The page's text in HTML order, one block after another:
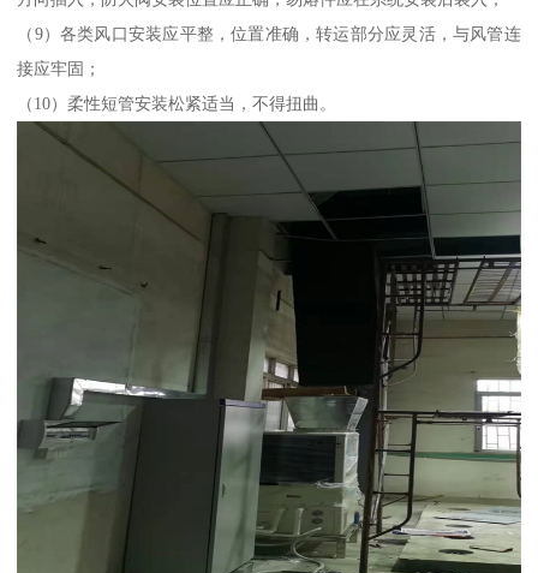
（9）各类风口安装应平整，位置准确，转运部分应灵活，与风管连
接应牢固；
（10）柔性短管安装松紧适当，不得扭曲。